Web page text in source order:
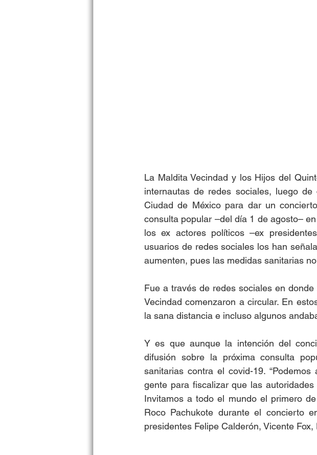
La Maldita Vecindad y los Hijos del
internautas de redes sociales, luego
Ciudad de México para dar un
consulta popular –del día 1 de agosto–
los ex actores políticos –ex
usuarios de redes sociales los han
aumenten, pues las medidas sanitarias
Fue a través de redes sociales en
Vecindad comenzaron a circular. En
la sana distancia e incluso algunos
Y es que aunque la intención del
difusión sobre la próxima consulta
sanitarias contra el covid-19.
gente para fiscalizar que las
Invitamos a todo el mundo el primero
Roco Pachukote durante el concierto
presidentes Felipe Calderón, Vicente